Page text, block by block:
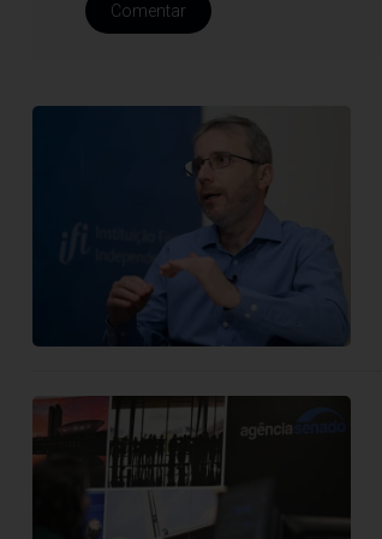
Comentar